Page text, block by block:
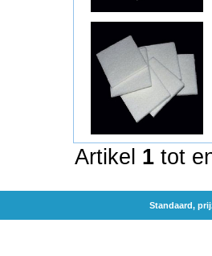
Artikel 1 tot
Standaard,